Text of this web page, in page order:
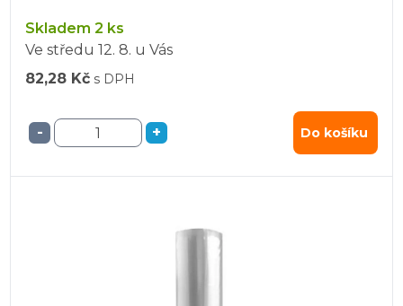
Skladem 2 ks
Ve středu 12. 8. u Vás
82,28 Kč s DPH
- + Do košíku